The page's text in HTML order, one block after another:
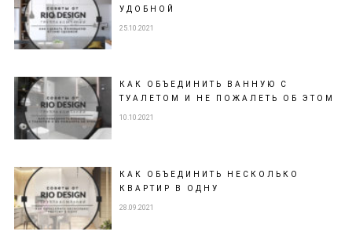
УДОБНОЙ
25.10.2021
КАК ОБЪЕДИНИТЬ ВАННУЮ С
ТУАЛЕТОМ И НЕ ПОЖАЛЕТЬ ОБ ЭТОМ
10.10.2021
КАК ОБЪЕДИНИТЬ НЕСКОЛЬКО
КВАРТИР В ОДНУ
28.09.2021